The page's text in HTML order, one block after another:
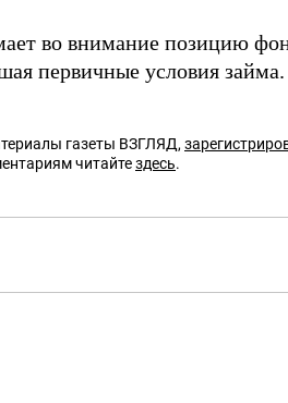
во внимание позицию
первичные условия займа.
газеты ВЗГЛЯД,
читайтездесь.